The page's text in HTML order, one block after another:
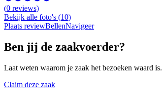
(0 reviews)
Bekijk alle foto's (10)
Plaats reviewBellenNavigeer
Ben jij de zaakvoerder?
Laat weten waarom je zaak het bezoeken waard is.
Claim deze zaak